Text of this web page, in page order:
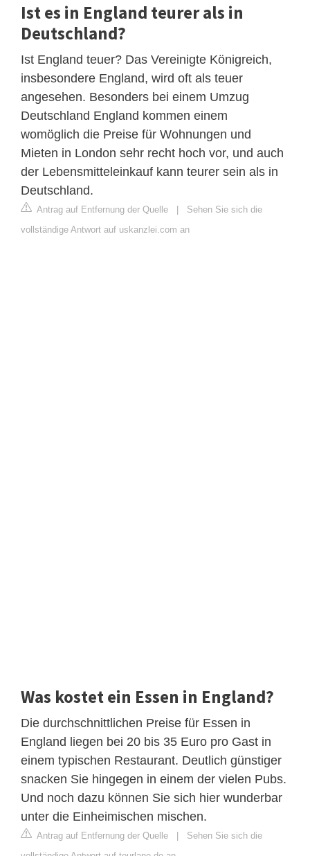
Ist es in England teurer als in
Deutschland?
Ist England teuer? Das Vereinigte Königreich,
insbesondere England, wird oft als teuer
angesehen. Besonders bei einem Umzug
Deutschland England kommen einem
womöglich die Preise für Wohnungen und
Mieten in London sehr recht hoch vor, und auch
der Lebensmitteleinkauf kann teurer sein als in
Deutschland.
Antrag auf Entfernung der Quelle | Sehen Sie sich die
vollständige Antwort auf uskanzlei.com an
Was kostet ein Essen in England?
Die durchschnittlichen Preise für Essen in
England liegen bei 20 bis 35 Euro pro Gast in
einem typischen Restaurant. Deutlich günstiger
snacken Sie hingegen in einem der vielen Pubs.
Und noch dazu können Sie sich hier wunderbar
unter die Einheimischen mischen.
Antrag auf Entfernung der Quelle | Sehen Sie sich die